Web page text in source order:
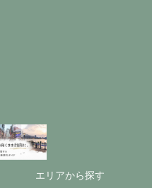
エリアから探す